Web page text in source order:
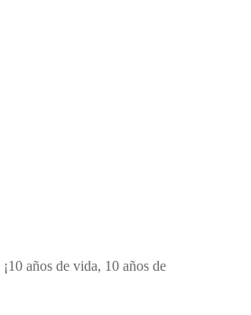
años de vida, 10 años de